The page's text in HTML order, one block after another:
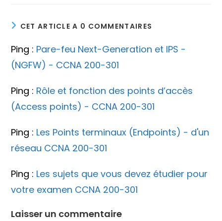
CET ARTICLE A 0 COMMENTAIRES
Ping : Pare-feu Next-Generation et IPS -
(NGFW) - CCNA 200-301
Ping : Rôle et fonction des points d’accès
(Access points) - CCNA 200-301
Ping : Les Points terminaux (Endpoints) - d'un
réseau CCNA 200-301
Ping : Les sujets que vous devez étudier pour
votre examen CCNA 200-301
Laisser un commentaire